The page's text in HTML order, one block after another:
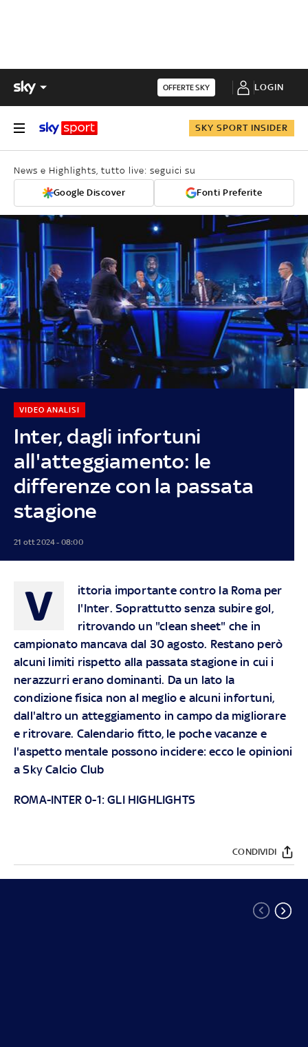
OFFERTE SKY LOGIN
SKY SPORT INSIDER
News e Highlights, tutto live: seguici su
Google Discover Fonti Preferite
Inter, dagli infortuni
all'atteggiamento: le
differenze con la passata
stagione
VIDEO ANALISI
21 ott 2024 - 08:00
V
ittoria importante contro la Roma per
l'Inter. Soprattutto senza subire gol,
ritrovando un "clean sheet" che in
campionato mancava dal 30 agosto. Restano però
alcuni limiti rispetto alla passata stagione in cui i
nerazzurri erano dominanti. Da un lato la
condizione fisica non al meglio e alcuni infortuni,
dall'altro un atteggiamento in campo da migliorare
e ritrovare. Calendario fitto, le poche vacanze e
l'aspetto mentale possono incidere: ecco le opinioni
a Sky Calcio Club
ROMA-INTER 0-1: GLI HIGHLIGHTS
CONDIVIDI